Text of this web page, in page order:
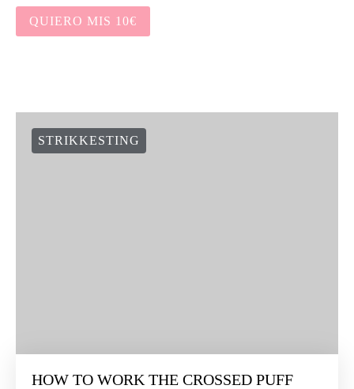
QUIERO MIS 10€
STRIKKESTING
HOW TO WORK THE CROSSED PUFF